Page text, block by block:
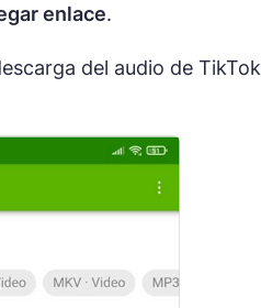
enlace.
del audio de TikTok